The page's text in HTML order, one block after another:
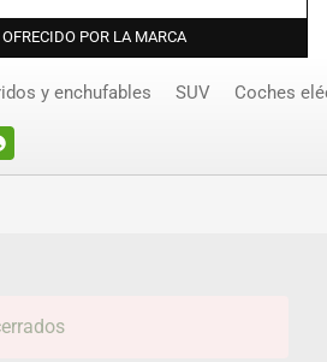
POR LA MARCA
y enchufables SUV Coches